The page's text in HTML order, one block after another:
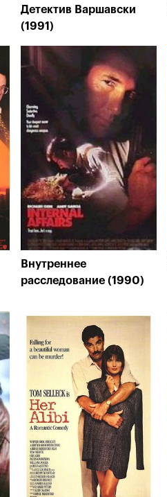
Детектив Варшавски
(1991)
Внутреннее
расследование (1990)